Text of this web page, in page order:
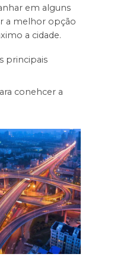
em alguns
a melhor opção
a cidade.
principais
conehcer a